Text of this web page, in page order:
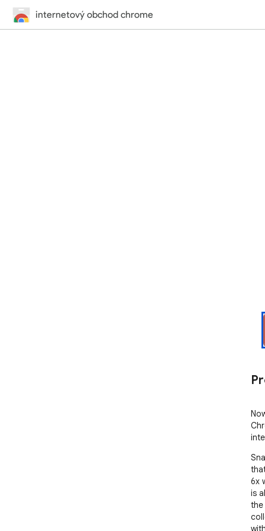
internetový obchod chrome
6x
is
the